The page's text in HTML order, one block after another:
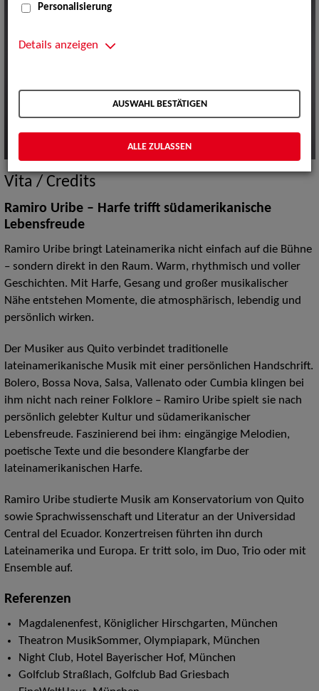
Vita / Credits
Ramiro Uribe – Harfe trifft südamerikanische
Lebensfreude
Ramiro Uribe bringt Lateinamerika nicht einfach auf die Bühne
– sondern direkt in den Raum. Warm, rhythmisch und voller
Geschichten. Mit Harfe, Gesang und großer musikalischer
Nähe entstehen Momente, die atmosphärisch, lebendig und
persönlich wirken.
Der Musiker aus Quito verbindet traditionelle
lateinamerikanische Musik mit einer persönlichen Handschrift.
Bolero, Bossa Nova, Salsa, Vallenato oder Cumbia klingen bei
ihm nicht nach reiner Folklore – Ramiro Uribe spielt sie nach
persönlich gelebter Kultur und südamerikanischer
Lebensfreude. Faszinierend bei ihm: eingängige Melodien,
poetische Texte und die besondere Klangfarbe der
lateinamerikanischen Harfe.
Ramiro Uribe studierte Musik am Konservatorium von Quito
sowie Sprachwissenschaft und Literatur an der Universidad
Central del Ecuador. Konzertreisen führten ihn durch
Lateinamerika und Europa. Er tritt solo, im Duo, Trio oder mit
Ensemble auf.
Referenzen
Magdalenenfest, Königlicher Hirschgarten, München
Theatron MusikSommer, Olympiapark, München
Night Club, Hotel Bayerischer Hof, München
Golfclub Straßlach, Golfclub Bad Griesbach
Personalisierung
Details anzeigen
AUSWAHL BESTÄTIGEN
ALLE ZULASSEN